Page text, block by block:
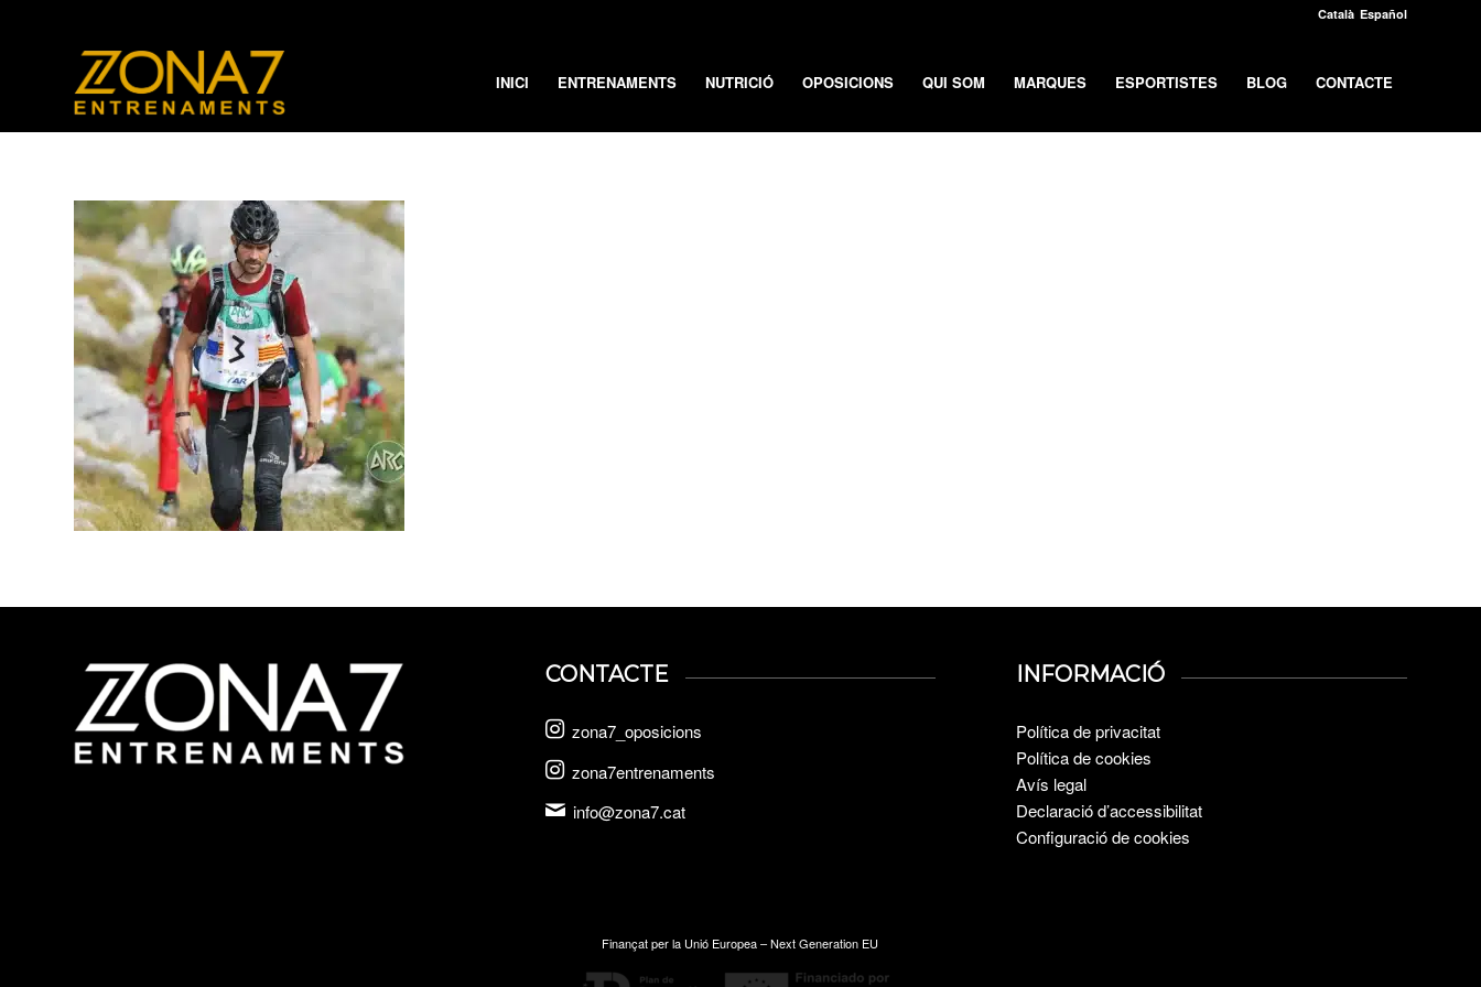
Català Español
INICI ENTRENAMENTS NUTRICIÓ OPOSICIONS QUI SOM MARQUES ESPORTISTES BLOG CONTACTE
CONTACTE
zona7_oposicions
zona7entrenaments
info@zona7.cat
INFORMACIÓ
Política de privacitat
Política de cookies
Avís legal
Declaració d’accessibilitat
Configuració de cookies
Finançat per la Unió Europea – Next Generation EU